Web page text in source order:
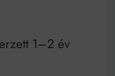
1–2 év